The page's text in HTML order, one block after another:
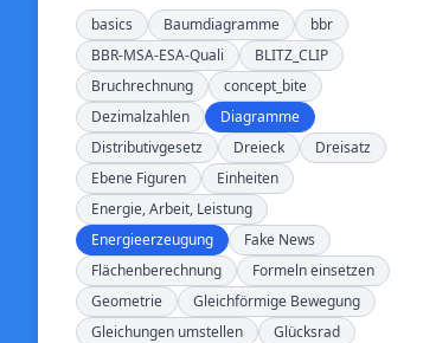
basics Baumdiagramme
bbr
BBR-MSA-ESA-Quali
BLITZ_CLIP
Bruchrechnung
concept_bite
Dezimalzahlen
Diagramme
Distributivgesetz
Dreieck
Dreisatz
Ebene Figuren
Einheiten
Energie, Arbeit, Leistung
Energieerzeugung
Fake News
Flächenberechnung
Formeln einsetzen
Geometrie
Gleichförmige Bewegung
Gleichungen umstellen
Glücksrad